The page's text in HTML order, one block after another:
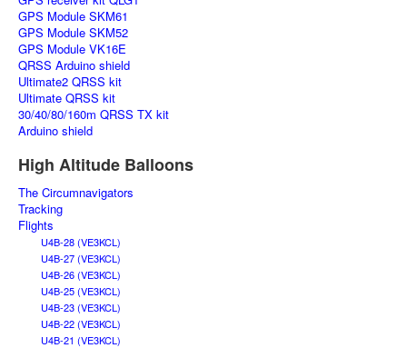
GPS Module SKM61
GPS Module SKM52
GPS Module VK16E
QRSS Arduino shield
Ultimate2 QRSS kit
Ultimate QRSS kit
30/40/80/160m QRSS TX kit
Arduino shield
High Altitude Balloons
The Circumnavigators
Tracking
Flights
U4B-28 (VE3KCL)
U4B-27 (VE3KCL)
U4B-26 (VE3KCL)
U4B-25 (VE3KCL)
U4B-23 (VE3KCL)
U4B-22 (VE3KCL)
U4B-21 (VE3KCL)